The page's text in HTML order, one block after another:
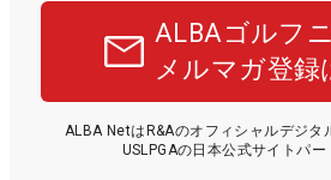
ALBAゴルフ
メルマガ登録
ALBA NetはR&Aのオフィシャルデジタ
USLPGAの日本公式サイトパー